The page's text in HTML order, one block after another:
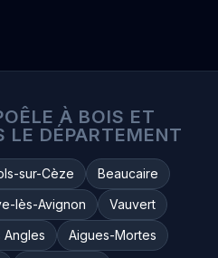
À BOIS ET
LE DÉPARTEMENT
sur-Cèze
Beaucaire
lès-Avignon
Vauvert
Angles
Aigues-Mortes